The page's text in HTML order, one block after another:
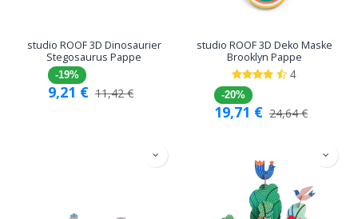
studio ROOF 3D Dinosaurier
Stegosaurus Pappe
-19%
9,21 € 11,42€
studio ROOF 3D Deko Maske
Brooklyn Pappe
4
-20%
19,71 € 24,64€